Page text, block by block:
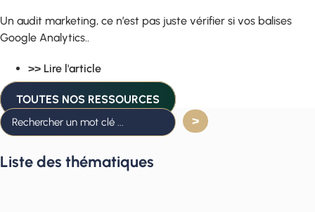
Un audit marketing, ce n’est pas juste vérifier si vos balises
Google Analytics..
>> Lire l'article
TOUTES NOS RESSOURCES
Liste des thématiques